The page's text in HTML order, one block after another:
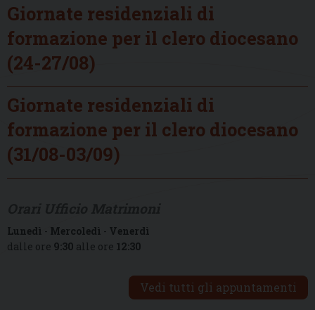
Giornate residenziali di
formazione per il clero diocesano
(24-27/08)
Giornate residenziali di
formazione per il clero diocesano
(31/08-03/09)
Lunedì - Mercoledì - Venerdì
dalle ore 9:30 alle ore 12:30
Vedi tutti gli appuntamenti